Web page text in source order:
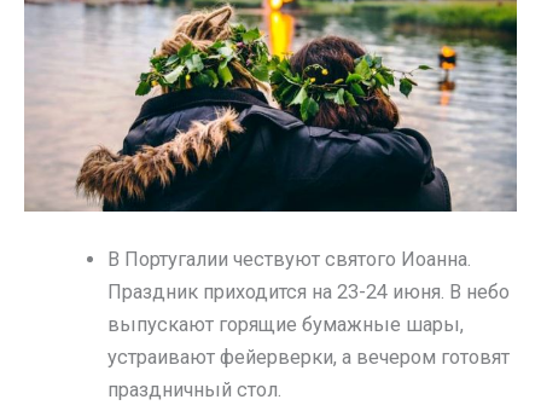
В Португалии чествуют святого Иоанна.
Праздник приходится на 23-24 июня. В небо
выпускают горящие бумажные шары,
устраивают фейерверки, а вечером готовят
праздничный стол.